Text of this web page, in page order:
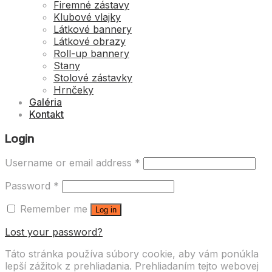
Firemné zástavy
Klubové vlajky
Látkové bannery
Látkové obrazy
Roll-up bannery
Stany
Stolové zástavky
Hrnčeky
Galéria
Kontakt
Login
Username or email address *
Password *
Remember me
Log in
Lost your password?
Táto stránka používa súbory cookie, aby vám ponúkla
lepší zážitok z prehliadania. Prehliadaním tejto webovej